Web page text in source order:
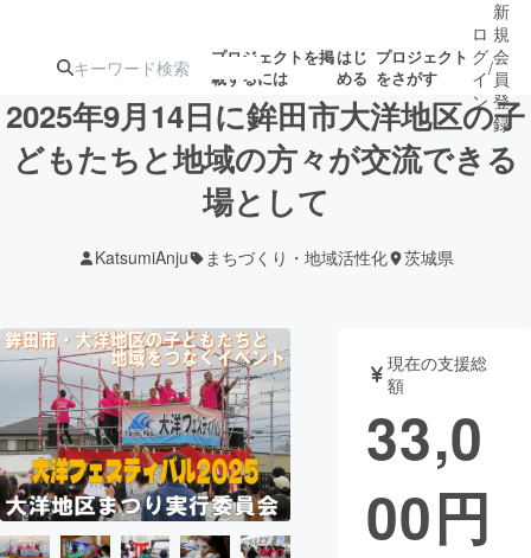
プロジェクトを掲
載するには
はじ
める
プロジェクト
をさがす
注目の新着プロ 募集終了が近いプ
テクノロジー・ガジェット
映像・映画 書籍・雑誌
ビジネス・起業 チャレンジ
ロ
グ
イ
ン
/
新
規
会
員
登
録
2025年9月14日に鉾田市大洋地区の子
どもたちと地域の方々が交流できる
場として
KatsumiAnju まちづくり・地域活性化 茨城県
現在の支援総
額
33,0
00円